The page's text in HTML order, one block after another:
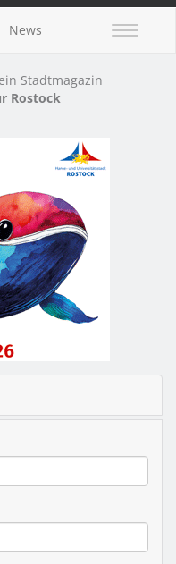
News
Stadtmagazin
Rostock